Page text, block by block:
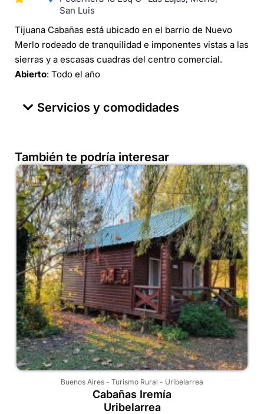
San Luis
Tijuana Cabañas está ubicado en el barrio de Nuevo
Merlo rodeado de tranquilidad e imponentes vistas a las
sierras y a escasas cuadras del centro comercial.
Abierto: Todo el año
Servicios y comodidades
También te podría interesar
Buenos Aires - Turismo Rural - Uribelarrea
Cabañas Iremía
Uribelarrea